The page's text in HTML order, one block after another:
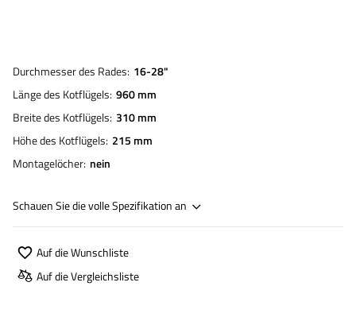
Durchmesser des Rades 16-28"
Länge des Kotflügels 960 mm
Breite des Kotflügels 310 mm
Höhe des Kotflügels 215 mm
Montagelöcher nein
Schauen Sie die volle Spezifikation an
Auf die Wunschliste
Auf die Vergleichsliste